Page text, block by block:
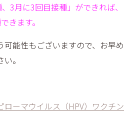
3月に3回目接種」ができれば、
きます。
可能性もございますので、お早め
。
ローマウイルス（HPV）ワクチン